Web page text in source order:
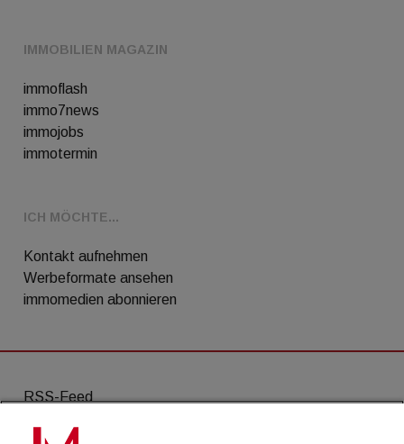
IMMOBILIEN MAGAZIN
immoflash
immo7news
immojobs
immotermin
ICH MÖCHTE...
Kontakt aufnehmen
Werbeformate ansehen
immomedien abonnieren
RSS-Feed
AGB